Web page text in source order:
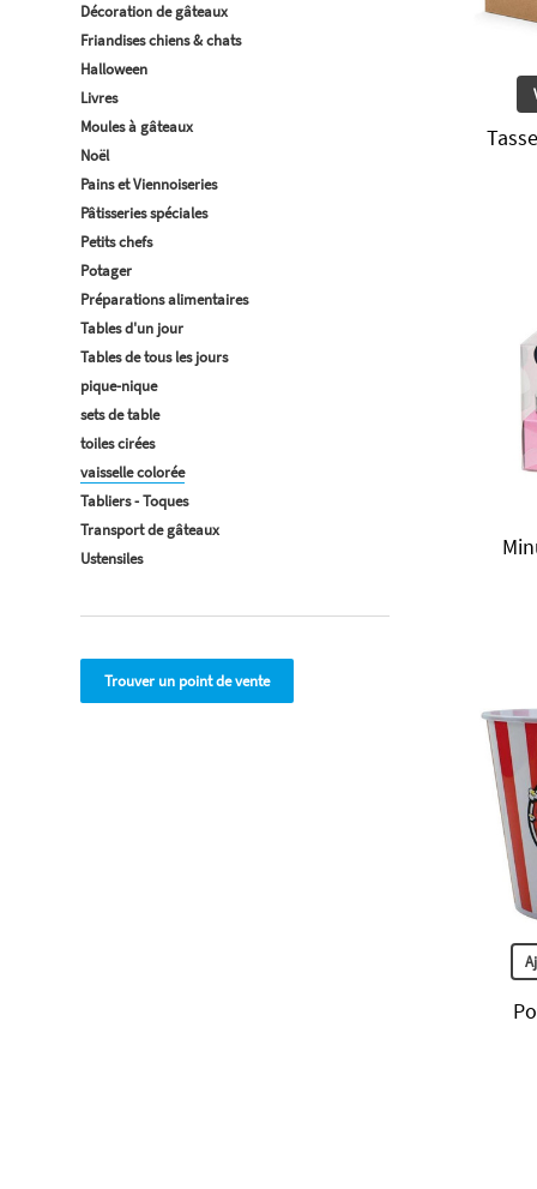
Décoration de gâteaux
Friandises chiens & chats
Halloween
Livres
Moules à gâteaux
Noël
Pains et Viennoiseries
Pâtisseries spéciales
Petits chefs
Potager
Préparations alimentaires
Tables d'un jour
Tables de tous les jours
pique-nique
sets de table
toiles cirées
vaisselle colorée
Tabliers - Toques
Transport de gâteaux
Ustensiles
Trouver un point de vente